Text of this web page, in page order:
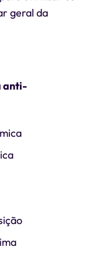
geral da
anti-